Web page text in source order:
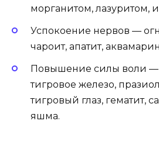
морганитом, лазуритом,
Успокоение нервов —
чароит, апатит,
Повышение силы воли —
тигровое железо,
тигровый глаз, гематит,
яшма.